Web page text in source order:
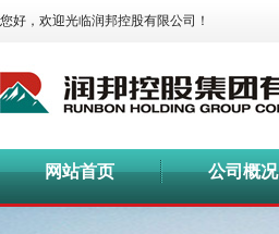
您好，欢迎光临润邦控股有限公司！
网站首页 公司概况